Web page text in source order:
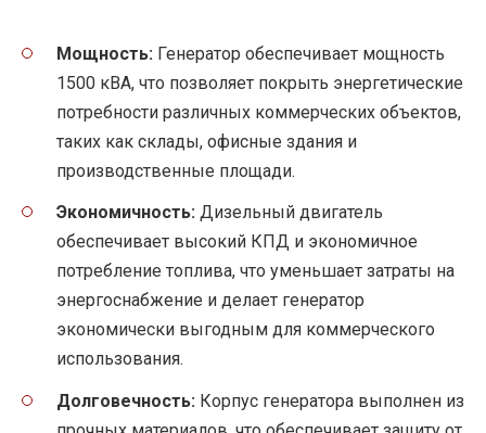
Мощность: Генератор обеспечивает мощность
1500 кВА, что позволяет покрыть энергетические
потребности различных коммерческих объектов,
таких как склады, офисные здания и
производственные площади.
Экономичность: Дизельный двигатель
обеспечивает высокий КПД и экономичное
потребление топлива, что уменьшает затраты на
энергоснабжение и делает генератор
экономически выгодным для коммерческого
использования.
Долговечность: Корпус генератора выполнен из